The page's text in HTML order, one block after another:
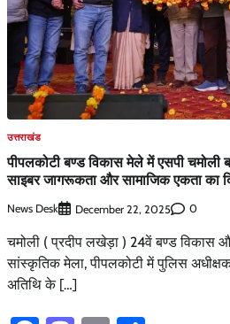
उत्तराखंड
पीपलकोटी बण्ड विकास मेले में एसपी
साइबर जागरूकता और सामाजिक एकता का
News Desk December 22, 2025 0
चमोली ( प्रदीप लखेड़ा ) 24वें बण्ड विकास
सांस्कृतिक मेला, पीपलकोटी में पुलिस
अतिथि के […]